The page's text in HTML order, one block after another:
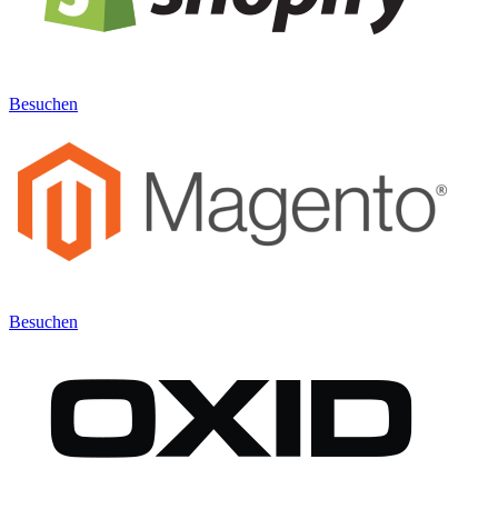
Besuchen
Besuchen